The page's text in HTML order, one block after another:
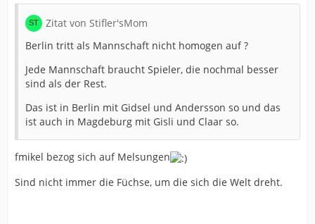
Zitat von Stifler'sMom
Berlin tritt als Mannschaft nicht homogen auf ?
Jede Mannschaft braucht Spieler, die nochmal besser
sind als der Rest.
Das ist in Berlin mit Gidsel und Andersson so und das
ist auch in Magdeburg mit Gisli und Claar so.
fmikel bezog sich auf Melsungen
Sind nicht immer die Füchse, um die sich die Welt dreht.